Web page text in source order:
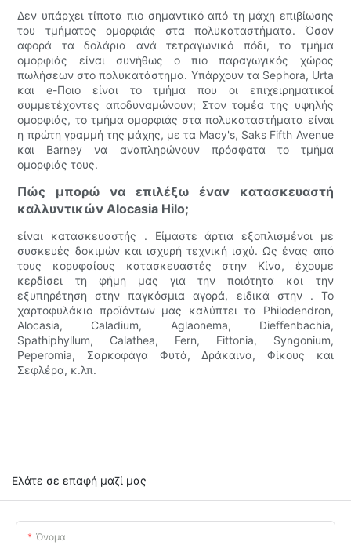
Δεν υπάρχει τίποτα πιο σημαντικό από τη μάχη επιβίωσης
του τμήματος ομορφιάς στα πολυκαταστήματα. Όσον
αφορά τα δολάρια ανά τετραγωνικό πόδι, το τμήμα
ομορφιάς είναι συνήθως ο πιο παραγωγικός χώρος
πωλήσεων στο πολυκατάστημα. Υπάρχουν τα Sephora, Urta
και e-Ποιο είναι το τμήμα που οι επιχειρηματικοί
συμμετέχοντες αποδυναμώνουν; Στον τομέα της υψηλής
ομορφιάς, το τμήμα ομορφιάς στα πολυκαταστήματα είναι
η πρώτη γραμμή της μάχης, με τα Macy's, Saks Fifth Avenue
και Barney να αναπληρώνουν πρόσφατα το τμήμα
ομορφιάς τους.
Πώς μπορώ να επιλέξω έναν κατασκευαστή
καλλυντικών Alocasia Hilo;
είναι κατασκευαστής . Είμαστε άρτια εξοπλισμένοι με
συσκευές δοκιμών και ισχυρή τεχνική ισχύ. Ως ένας από
τους κορυφαίους κατασκευαστές στην Κίνα, έχουμε
κερδίσει τη φήμη μας για την ποιότητα και την
εξυπηρέτηση στην παγκόσμια αγορά, ειδικά στην . Το
χαρτοφυλάκιο προϊόντων μας καλύπτει τα Philodendron,
Alocasia, Caladium, Aglaonema, Dieffenbachia,
Spathiphyllum, Calathea, Fern, Fittonia, Syngonium,
Peperomia, Σαρκοφάγα Φυτά, Δράκαινα, Φίκους και
Σεφλέρα, κ.λπ.
Ελάτε σε επαφή μαζί μας
Όνομα